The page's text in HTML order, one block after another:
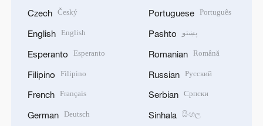
Czech Český
English English
Esperanto Esperanto
Filipino Filipino
French Français
German Deutsch
Portuguese Português
Pashto پښتو
Romanian Română
Russian Русский
Serbian Српски
Sinhala සිංහල